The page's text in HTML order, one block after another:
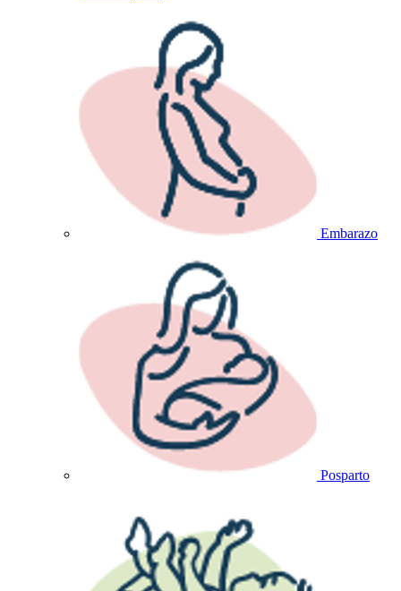
Embarazo
Posparto